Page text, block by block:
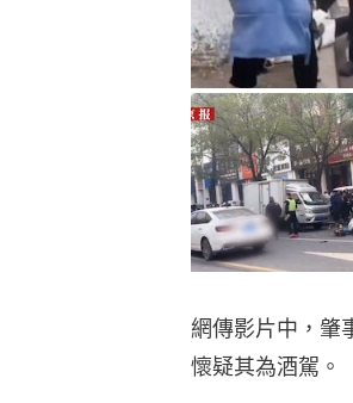
網傳影片中，肇
懷疑其為酒駕。